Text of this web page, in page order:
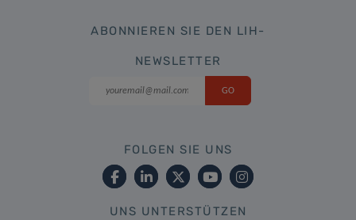
ABONNIEREN SIE DEN LIH-
NEWSLETTER
FOLGEN SIE UNS
UNS UNTERSTÜTZEN